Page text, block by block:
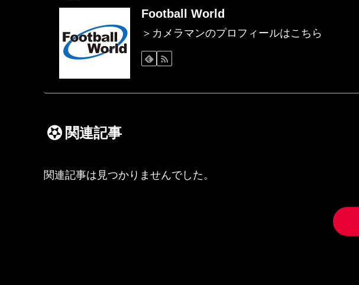
Football World
＞カメラマンのプロフィールはこちら
関連記事
関連記事は見つかりませんでした。